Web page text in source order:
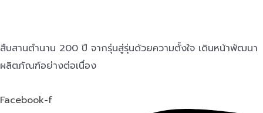
สืบสานตำนาน 200 ปี จากรุ่นสู่รุ่นด้วยความตั้งใจ เดินหน้าพัฒนา
ผลิตภัณฑ์อย่างต่อเนื่อง
Facebook-f